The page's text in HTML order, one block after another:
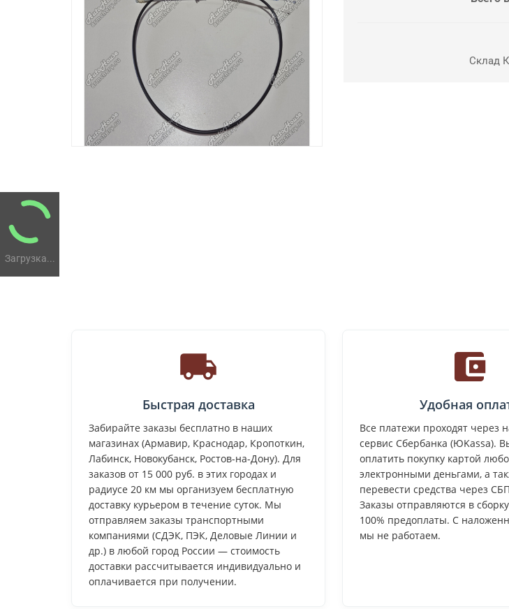
Загрузка...
Склад
Быстрая доставка
Забирайте заказы бесплатно в наших
магазинах (Армавир, Краснодар, Кропоткин,
Лабинск, Новокубанск, Ростов-на-Дону). Для
заказов от 15 000 руб. в этих городах и
радиусе 20 км мы организуем бесплатную
доставку курьером в течение суток. Мы
отправляем заказы транспортными
компаниями (СДЭК, ПЭК, Деловые Линии и
др.) в любой город России — стоимость
доставки рассчитывается индивидуально и
оплачивается при получении.
Удобная
Все платежи проходят через
сервис Сбербанка (ЮKassa).
оплатить покупку картой
электронными деньгами, а
перевести средства через
Заказы отправляются в
100% предоплаты. С
мы не работаем.